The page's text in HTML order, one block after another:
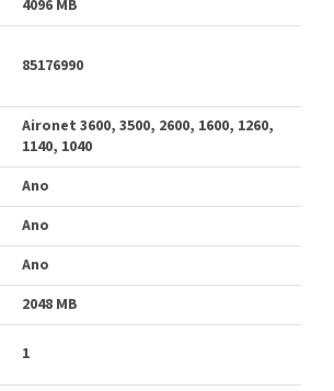
4096 MB
85176990
Aironet 3600, 3500, 2600, 1600, 1260,
1140, 1040
Ano
Ano
Ano
2048 MB
1